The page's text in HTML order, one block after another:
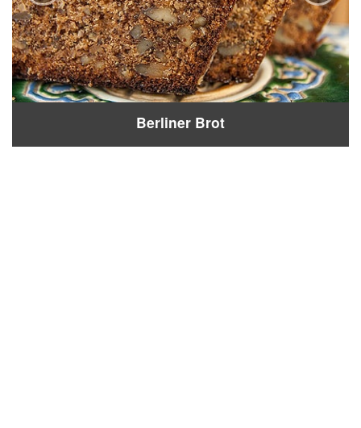
Berliner Brot